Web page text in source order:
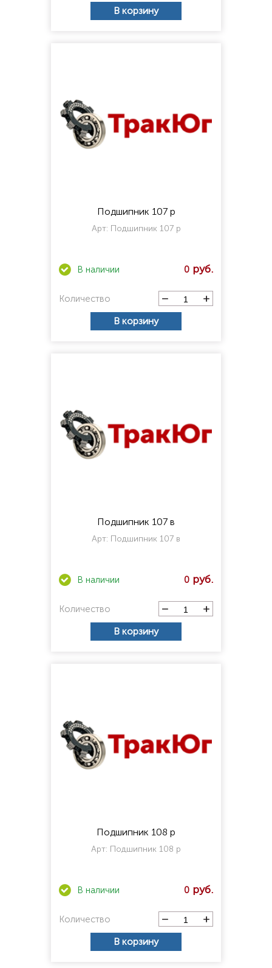
В корзину
Подшипник 107 р
Арт: Подшипник 107 р
0
Количество
В корзину
Подшипник 107 в
Арт: Подшипник 107 в
0
Количество
В корзину
Подшипник 108 р
Арт: Подшипник 108 р
0
Количество
В корзину